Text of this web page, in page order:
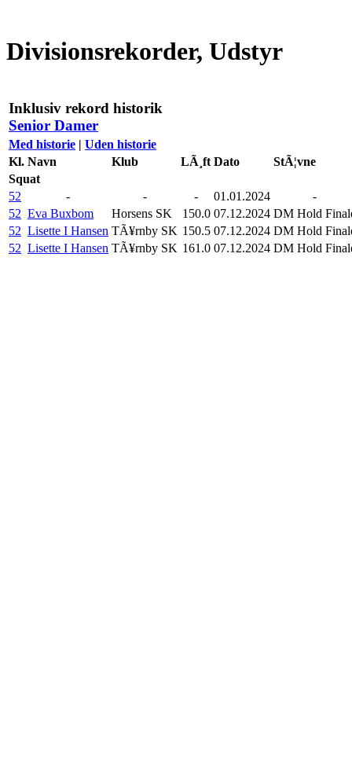
Divisionsrekorder, Udstyr
Inklusiv rekord historik
Senior Damer
Med historie | Uden historie
Kl. Navn Klub LÃ¸ft Dato
StÃ¦vne
Squat
52
- - - 01.01.2024
-
52 Eva Buxbom Horsens SK 150.0 07.12.2024 DM Hold
52 Lisette I Hansen TÃ¥rnby SK 150.5 07.12.2024 DM Hold
52 Lisette I Hansen TÃ¥rnby SK 161.0 07.12.2024 DM Hold